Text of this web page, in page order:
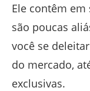
Ele contêm
são poucas
você se
do mercado,
exclusivas.